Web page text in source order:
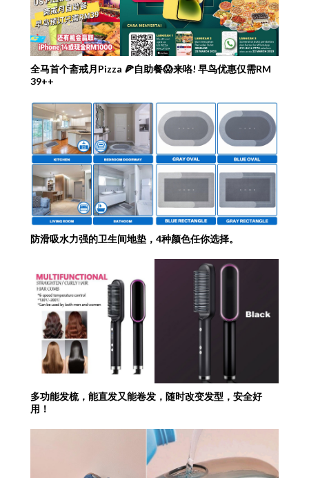
全马首个斋戒月Pizza 🍕自助餐😱来咯! 早鸟优惠仅需RM
39++
防滑吸水力强的卫生间地垫，4种颜色任你选择。
多功能发梳，能直发又能卷发，随时改变发型，安全好
用！